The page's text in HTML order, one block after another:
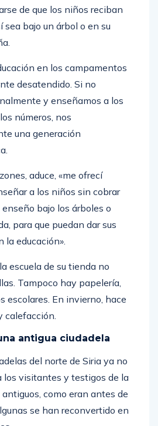
de que los niños reciban
sea bajo un árbol o en su
en los campamentos
desatendido. Si no
y enseñamos a los
números, nos
una generación
aduce, «me ofrecí
a los niños sin cobrar
bajo los árboles o
para que puedan dar sus
la educación».
escuela de su tienda no
Tampoco hay papelería,
escolares. En invierno, hace
calefacción.
antigua ciudadela
del norte de Siria ya no
los visitantes y testigos de la
como eran antes de
se han reconvertido en